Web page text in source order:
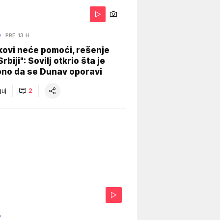
PRE 13 H
neće pomoći, rešenje
Sovilj otkrio šta je
da se Dunav oporavi
2